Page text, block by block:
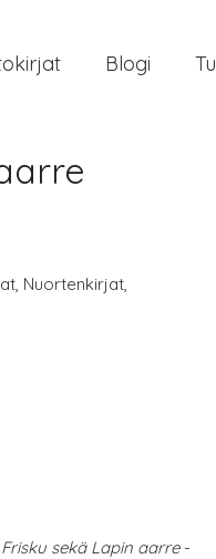
Blogi
, Nuortenkirjat,
sekä Lapin aarre-